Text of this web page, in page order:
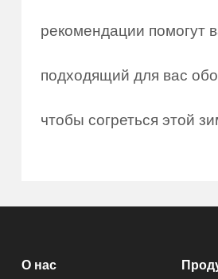
рекомендации помогут
подходящий для вас
чтобы согреться этой
О нас